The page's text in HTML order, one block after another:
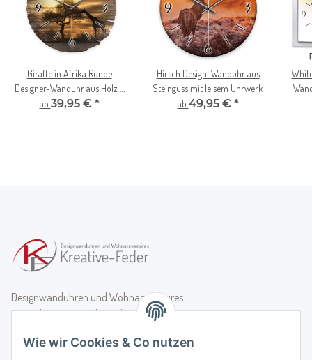
Wie wir Cookies & Co nutzen
Giraffe in Afrika Runde
Designer-Wanduhr aus Holz –
leises Uhrwerk
ab 39,95 € *
Hirsch Design-Wanduhr aus
Steinguss mit leisem Uhrwerk
ab 49,95 € *
Designwanduhren und Wohnaccessoires
mit Liebe zum Detail - zeitlos, stilvoll,